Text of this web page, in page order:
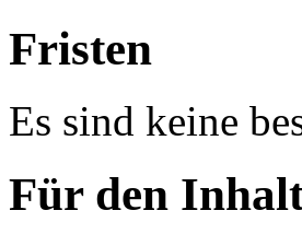
Fristen
Es sind keine
Für den